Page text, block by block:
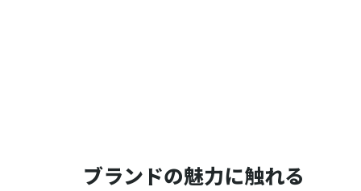
ブランドの魅力に触れる